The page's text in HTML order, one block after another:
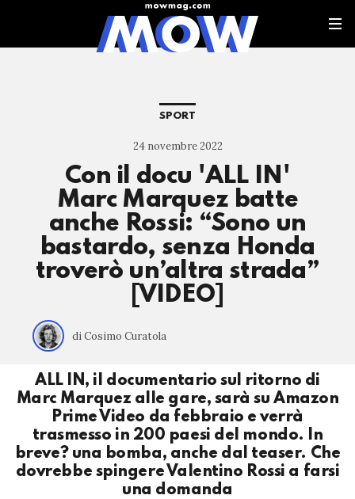
SPORT
24 novembre 2022
Con il docu 'ALL IN'
Marc Marquez batte
anche Rossi: “Sono un
bastardo, senza Honda
troverò un’altra strada”
[VIDEO]
di Cosimo Curatola
ALL IN, il documentario sul ritorno di
Marc Marquez alle gare, sarà su Amazon
Prime Video da febbraio e verrà
trasmesso in 200 paesi del mondo. In
breve? una bomba, anche dal teaser. Che
dovrebbe spingere Valentino Rossi a farsi
una domanda